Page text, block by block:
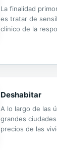
La finalidad
es tratar de
clínico de la
tiene frente a
compatibles de
Deshabitar
A lo largo de las
grandes
precios de las